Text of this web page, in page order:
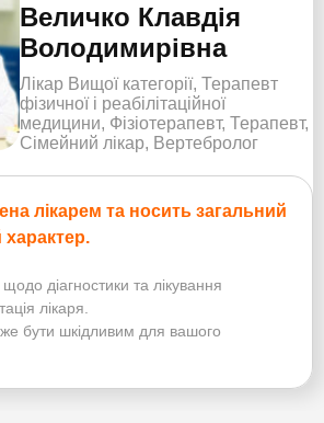
Величко Клавдія
Володимирівна
Лікар Вищої категорії, Терапевт
фізичної і реабілітаційної
медицини, Фізіотерапевт, Терапевт,
Сімейний лікар, Вертебролог
лікарем та носить загальний
діагностики та лікування
лікаря.
бути шкідливим для вашого